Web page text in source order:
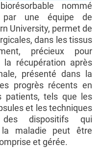
nommé
par une équipe de
University, permet de
dans les tissus
précieux pour
récupération après
présenté dans la
progrès récents en
patients, tels que les
et les techniques
des dispositifs qui
maladie peut être
et gérée.